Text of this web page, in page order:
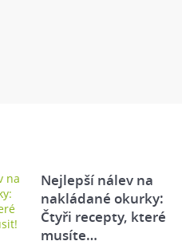
Nejlepší nálev na
nakládané okurky:
Čtyři recepty, které
musíte…